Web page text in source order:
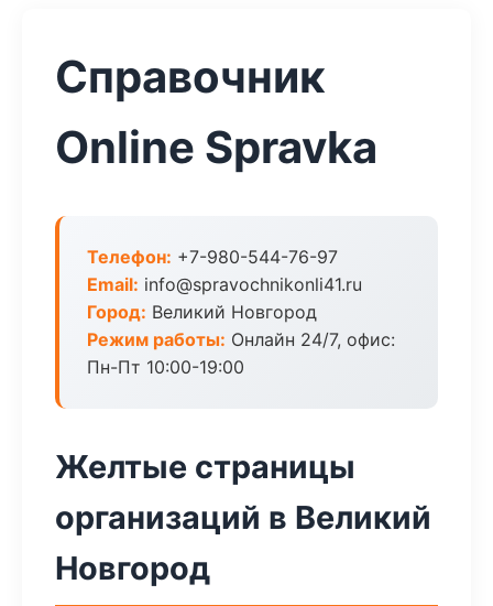
Справочник
Online Spravka
Телефон: +7-980-544-76-97
Email: info@spravochnikonli41.ru
Город: Великий Новгород
Режим работы: Онлайн 24/7, офис:
Пн-Пт 10:00-19:00
Желтые страницы
организаций в Великий
Новгород